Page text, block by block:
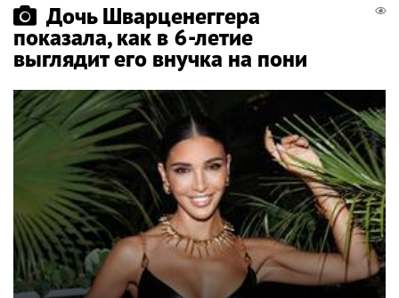
Дочь Шварценеггера
показала, как в 6-летие
выглядит его внучка на пони